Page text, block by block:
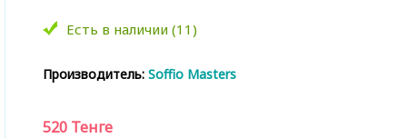
Есть в наличии (11)
Производитель: Soffio Masters
520 Тенге